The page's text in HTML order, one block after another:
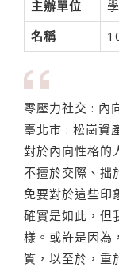
主辦單位
名稱
零壓力社交 : 內
臺北市 : 松崗資
對於內向性格的
不擅於交際、拙
免要對於這些印
確實是如此，但
樣。或許是因為
質，以至於，重